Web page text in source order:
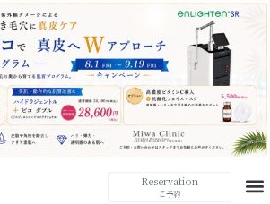
Reservation
ご予約